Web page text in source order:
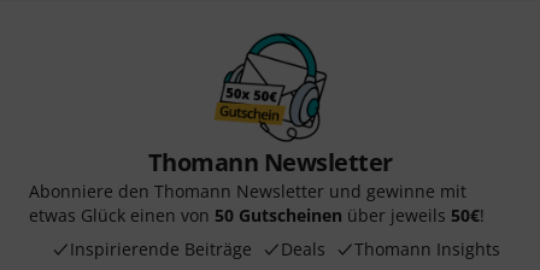
Thomann Newsletter
Abonniere den Thomann Newsletter und gewinne mit
etwas Glück einen von 50 Gutscheinen über jeweils 50€!
Inspirierende Beiträge
Deals Thomann Insights